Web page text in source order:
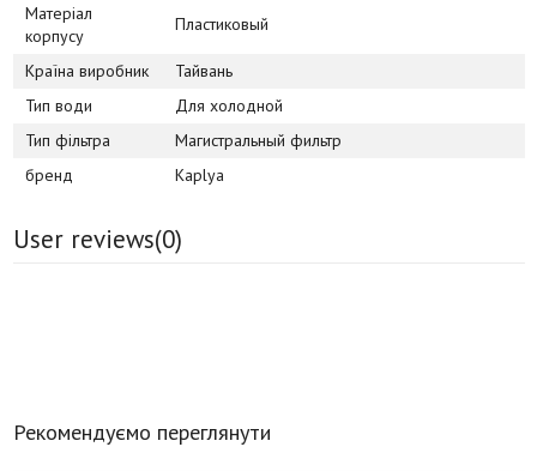
Матеріал
корпусу
Пластиковый
Країна виробник
Тайвань
Тип води
Для холодной
Тип фільтра
Магистральный фильтр
бренд
Kaplya
User reviews(0)
Рекомендуємо переглянути